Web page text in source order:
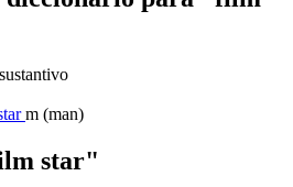
sustantivo
m (man)
star"